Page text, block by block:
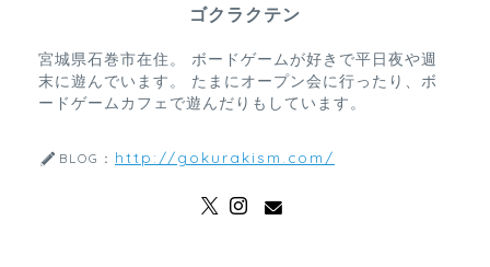
ゴクラクテン
宮城県石巻市在住。 ボードゲームが好きで平日夜や週
末に遊んでいます。 たまにオープン会に行ったり、ボ
ードゲームカフェで遊んだりもしています。
BLOG： http://gokurakism.com/